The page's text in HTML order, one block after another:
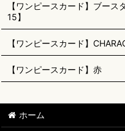
【ワンピースカード】ブー
15】
【ワンピースカード】
【ワンピースカード】赤
ホーム